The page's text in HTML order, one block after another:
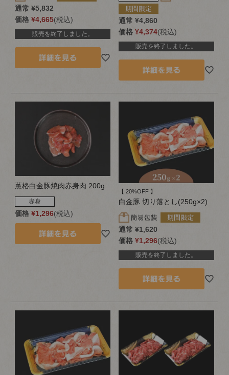
通常 ¥5,832
価格 ¥4,665 税込
販売を終了しました。
通常 ¥4,860
価格 ¥4,374 税込
販売を終了しました。
薫格白金豚焼肉赤身肉 200g
価格 ¥1,296 税込
【 20%OFF 】
白金豚 切り落とし(250g×2)
通常 ¥1,620
価格 ¥1,296 税込
販売を終了しました。